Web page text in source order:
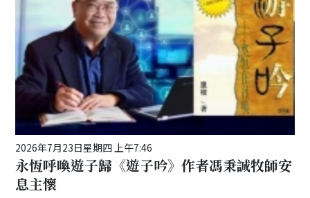
2026年7月23日星期四 上午7:46
永恆呼喚遊子歸《遊子吟》作者馮秉誠牧師安
息主懷